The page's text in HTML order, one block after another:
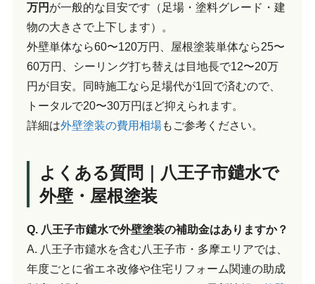
万円 が一般的な目安です（足場・塗料グレード・建
物の大きさで上下します）。
外壁単体なら60〜120万円、屋根塗装単体なら25〜
60万円、シーリング打ち替えは目地長で12〜20万
円が目安。同時施工なら足場代が1回で済むので、
トータルで20〜30万円ほど抑えられます。
詳細は外壁塗装の費用相場もご参考ください。
よくある質問｜八王子市鑓水で
外壁・屋根塗装
Q. 八王子市鑓水で外壁塗装の補助金はありますか？
A. 八王子市鑓水を含む八王子市・多摩エリアでは、
年度ごとに省エネ改修や住宅リフォーム関連の助成